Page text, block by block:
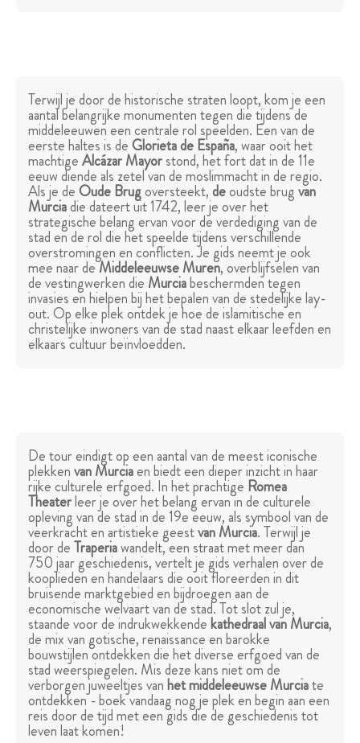
Terwijl je door de historische straten loopt, kom je een
aantal belangrijke monumenten tegen die tijdens de
middeleeuwen een centrale rol speelden. Een van de
eerste haltes is deGlorieta de España, waar ooit het
machtigeAlcázar Mayorstond, het fort dat in de 11e
eeuw diende als zetel van de moslimmacht in de regio.
Als je deOude Brugoversteekt,deoudste brugvan
Murciadie dateert uit 1742, leer je over het
strategische belang ervan voor de verdediging van de
stad en de rol die het speelde tijdens verschillende
overstromingen en conflicten. Je gids neemt je ook
mee naar deMiddeleeuwse Muren, overblijfselen van
de vestingwerken die Murciabeschermden tegen
invasies en hielpen bij het bepalen van de stedelijke lay-
out. Op elke plek ontdek je hoe de islamitische en
christelijke inwoners van de stad naast elkaar leefden en
elkaars cultuur beïnvloedden.
De tour eindigt op een aantal van de meest iconische
plekkenvan Murciaen biedt een dieper inzicht in haar
rijke culturele erfgoed. In het prachtige Romea
Theaterleer je over het belang ervan in de culturele
opleving van de stad in de 19e eeuw, als symbool van de
veerkracht en artistieke geestvan Murcia. Terwijl je
door deTraperiawandelt, een straat met meer dan
750 jaar geschiedenis, vertelt je gids verhalen over de
kooplieden en handelaars die ooit floreerden in dit
bruisende marktgebied en bijdroegen aan de
economische welvaart van de stad. Tot slot zul je,
staande voor de indrukwekkendekathedraal van Murcia,
de mix van gotische, renaissance en barokke
bouwstijlen ontdekken die het diverse erfgoed van de
stad weerspiegelen. Mis deze kans niet om de
verborgen juweeltjes vanhet middeleeuwse Murciate
ontdekken - boek vandaag nog je plek en begin aan een
reis door de tijd met een gids die de geschiedenis tot
leven laat komen!